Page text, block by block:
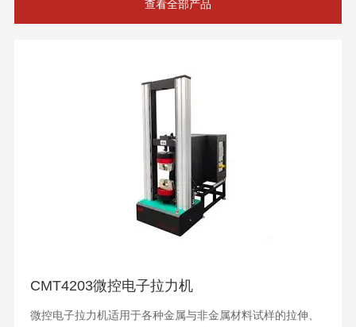
查看全部产品
CMT4203微控电子拉力机
微控电子拉力机适用于各种金属与非金属材料试样的拉伸、